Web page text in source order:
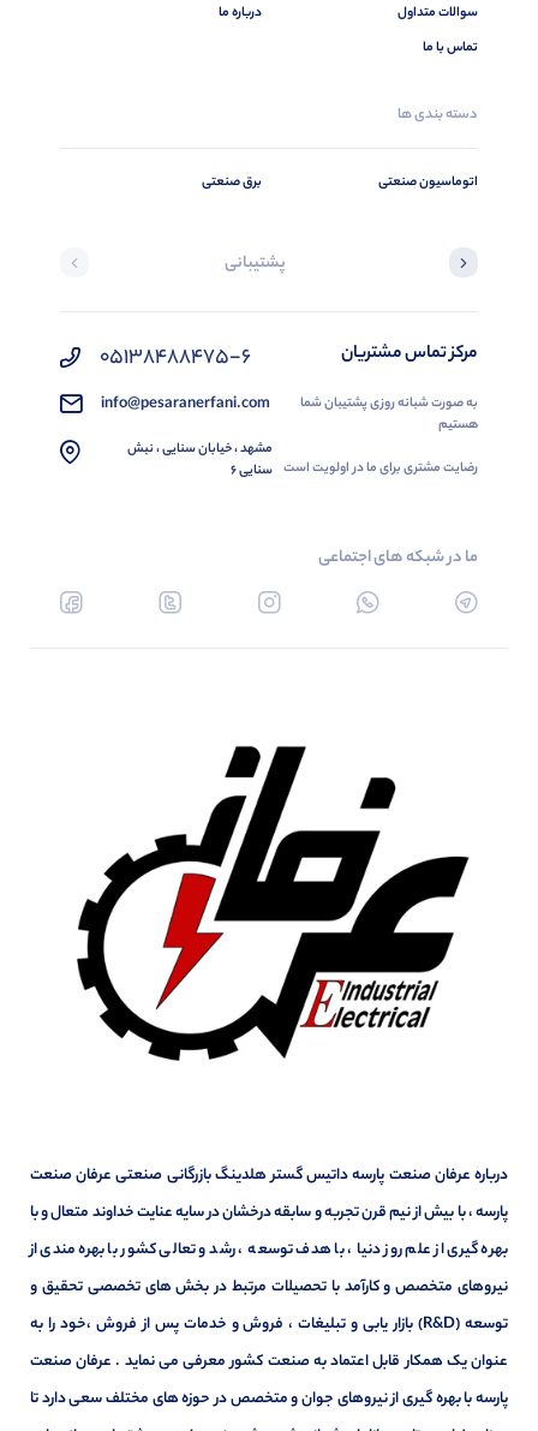
سوالات متداول
تماس با ما
درباره ما
دسته بندی ها
اتوماسیون صنعتی برق صنعتی
پشتیبانی
مرکز تماس مشتریان
به صورت شبانه روزی پشتیبان شما
هستیم
رضایت مشتری برای ما در اولویت است
05138488475-6
info@pesaranerfani.com
مشهد ، خیابان سنایی ، نبش
سنایی 6
ما در شبکه های اجتماعی
درباره عرفان صنعت پارسه داتیس گستر هلدینگ بازرگانی صنعتی عرفان صنعت
پارسه ، با بیش از نیم قرن تجربه و سابقه درخشان در سایه عنایت خداوند متعال و با
بهره گیری از علم روز دنیا ، با هدف توسعه ، رشد و تعالی کشور با بهره مندی از
نیروهای متخصص و کارآمد با تحصیلات مرتبط در بخش های تخصصی تحقیق و
توسعه (R&D) بازار یابی و تبلیغات ، فروش و خدمات پس از فروش ،خود را به
عنوان یک همکار قابل اعتماد به صنعت کشور معرفی می نماید . عرفان صنعت
پارسه با بهره گیری از نیروهای جوان و متخصص در حوزه های مختلف سعی دارد تا